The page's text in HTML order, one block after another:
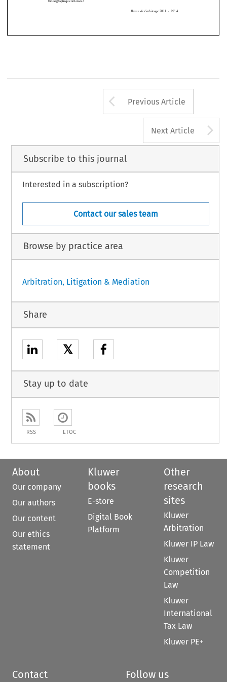
     
 
Arrow button
Previous Article
Next Article
Subscribe to this journal
Interested in a subscription?
Contact our sales team
Browse by practice area
Arbitration, Litigation & Mediation
Share
𝕏
Stay up to date
RSS ETOC
About
Our company
Our authors
Our content
Our ethics
statement
Kluwer
books
E-store
Digital Book
Platform
Other
research
sites
Kluwer
Arbitration
Kluwer IP Law
Kluwer
Competition
Law
Kluwer
International
Tax Law
Kluwer PE+
Contact Follow us